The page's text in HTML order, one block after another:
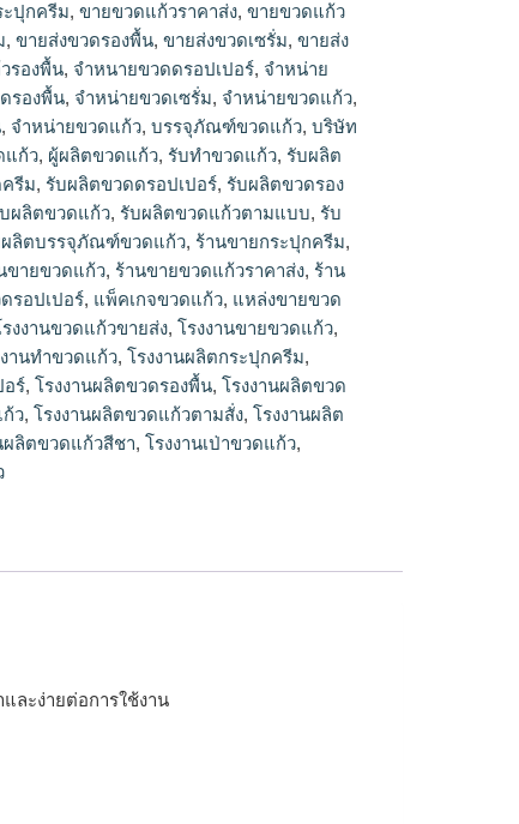
ะปุกครีม,ขายขวดแก้วราคาส่ง,ขายขวดแก้ว
,ขายส่งขวดรองพื้น,ขายส่งขวดเซรั่ม,ขายส่ง
รองพื้น, จำหนายขวดดรอปเปอร์, จำหน่าย
รองพื้น, จำหน่ายขวดเซรั่ม, จำหน่ายขวดแก้ว,
, จําหน่ายขวดแก้ว,บรรจุภัณฑ์ขวดแก้ว,บริษัท
แก้ว, ผู้ผลิตขวดแก้ว, รับทำขวดแก้ว, รับผลิต
รีม, รับผลิตขวดดรอปเปอร์, รับผลิตขวดรอง
ผลิตขวดแก้ว, รับผลิตขวดแก้วตามแบบ, รับ
ผลิตบรรจุภัณฑ์ขวดแก้ว, ร้านขายกระปุกครีม,
ขายขวดแก้ว, ร้านขายขวดแก้วราคาส่ง, ร้าน
รอปเปอร์, แพ็คเกจขวดแก้ว, แหล่งขายขวด
รงงานขวดแก้วขายส่ง,โรงงานขายขวดแก้ว,
งานทําขวดแก้ว,โรงงานผลิตกระปุกครีม,
อร์,โรงงานผลิตขวดรองพื้น,โรงงานผลิตขวด
ว,โรงงานผลิตขวดแก้วตามสั่ง,โรงงานผลิต
ผลิตขวดแก้วสีชา,โรงงานเป่าขวดแก้ว,
ละง่ายต่อการใช้งาน